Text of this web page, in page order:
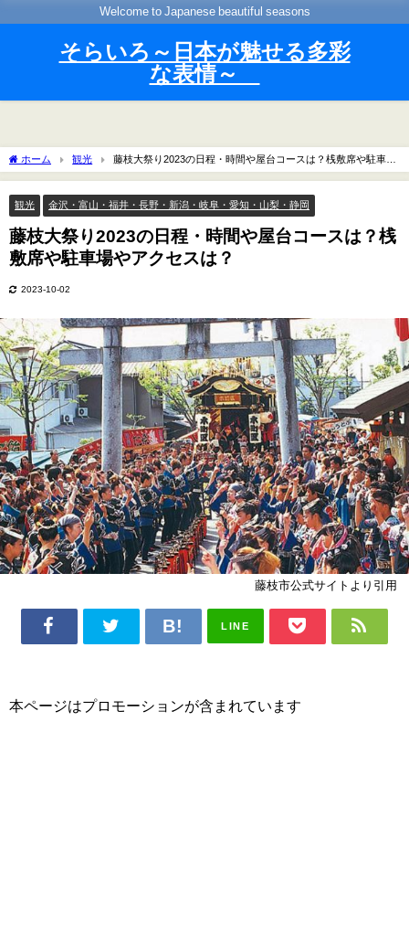
Welcome to Japanese beautiful seasons
そらいろ～日本が魅せる多彩
な表情～
ホーム 観光
藤枝大祭り2023の日程・時間や屋台コースは？桟敷席や駐車場
やアクセスは？
観光 金沢・富山・福井・長野・新潟・岐阜・愛知・山梨・静岡
藤枝大祭り2023の日程・時間や屋台コースは？桟
敷席や駐車場やアクセスは？
2023-10-02
藤枝市公式サイトより引用
LINE
本ページはプロモーションが含まれています